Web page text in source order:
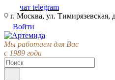
чат telegram
г. Москва, ул. Тимирязевская,
Войти
Мы работаем для Вас
с 1989 года